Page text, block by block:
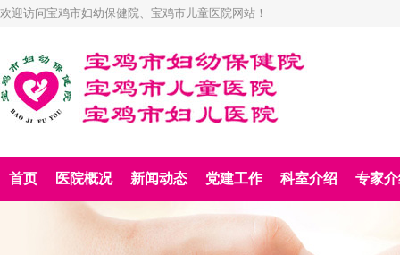
欢迎访问宝鸡市妇幼保健院、宝鸡市儿童医院网站！
首页 医院概况 新闻动态 党建工作 科室介绍 专家